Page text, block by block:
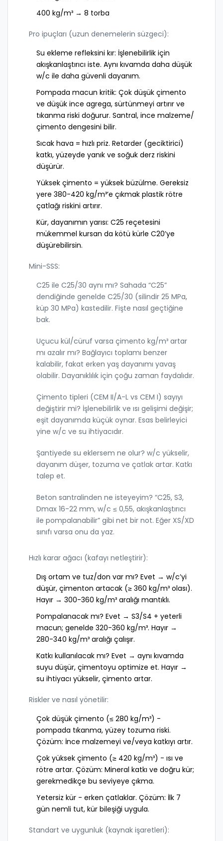
400 kg/m³ → 8 torba
Pro ipuçları (uzun denemelerin süzgeci):
Su ekleme refleksini kır: İşlenebilirlik için
akışkanlaştırıcı iste. Aynı kıvamda daha düşük
w/c ile daha güvenli dayanım.
Pompada macun kritik: Çok düşük çimento
ve düşük ince agrega, sürtünmeyi artırır ve
tıkanma riski doğurur. Santral, ince malzeme/
çimento dengesini bilir.
Sıcak hava = hızlı priz. Retarder (geciktirici)
katkı, yüzeyde yanık ve soğuk derz riskini
düşürür.
Yüksek çimento = yüksek büzülme. Gereksiz
yere 380-420 kg/m³’e çıkmak plastik rötre
çatlağı riskini artırır.
Kür, dayanımın yarısı: C25 reçetesini
mükemmel kursan da kötü kürle C20’ye
düşürebilirsin.
Mini-SSS:
C25 ile C25/30 aynı mı? Sahada “C25”
dendiğinde genelde C25/30 (silindir 25 MPa,
küp 30 MPa) kastedilir. Fişte nasıl geçtiğine
bak.
Uçucu kül/cüruf varsa çimento kg/m³ artar
mı azalır mı? Bağlayıcı toplamı benzer
kalabilir, fakat erken yaş dayanımı yavaş
olabilir. Dayanıklılık için çoğu zaman faydalıdır.
Çimento tipleri (CEM II/A-L vs CEM I) sayıyı
değiştirir mi? İşlenebilirlik ve ısı gelişimi değişir;
eşit dayanımda küçük oynar. Esas belirleyici
yine w/c ve su ihtiyacıdır.
Şantiyede su eklersem ne olur? w/c yükselir,
dayanım düşer, tozuma ve çatlak artar. Katkı
talep et.
Beton santralinden ne isteyeyim? “C25, S3,
Dmax 16-22 mm, w/c ≤ 0,55, akışkanlaştırıcı
ile pompalanabilir” gibi net bir not. Eğer XS/XD
sınıfı varsa onu da yaz.
Hızlı karar ağacı (kafayı netleştirir):
Dış ortam ve tuz/don var mı? Evet → w/c’yi
düşür, çimenton artacak (≥ 360 kg/m³ olası).
Hayır → 300-360 kg/m³ aralığı mantıklı.
Pompalanacak mı? Evet → S3/S4 + yeterli
macun; genelde 320-360 kg/m³. Hayır →
280-340 kg/m³ aralığı çalışır.
Katkı kullanılacak mı? Evet → aynı kıvamda
suyu düşür, çimentoyu optimize et. Hayır →
su ihtiyacı yükselir, çimento artar.
Riskler ve nasıl yönetilir:
Çok düşük çimento (≤ 280 kg/m³) -
pompada tıkanma, yüzey tozuma riski.
Çözüm: İnce malzemeyi ve/veya katkıyı artır.
Çok yüksek çimento (≥ 420 kg/m³) - ısı ve
rötre artar. Çözüm: Mineral katkı ve doğru kür;
gerekmedikçe bu seviyeye çıkma.
Yetersiz kür - erken çatlaklar. Çözüm: İlk 7
gün nemli tut, kür bileşiği uygula.
Standart ve uygunluk (kaynak işaretleri):